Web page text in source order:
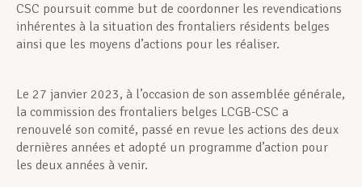
CSC poursuit comme but de coordonner les revendications
inhérentes à la situation des frontaliers résidents belges
ainsi que les moyens d’actions pour les réaliser.
Le 27 janvier 2023, à l’occasion de son assemblée générale,
la commission des frontaliers belges LCGB-CSC a
renouvelé son comité, passé en revue les actions des deux
dernières années et adopté un programme d’action pour
les deux années à venir.